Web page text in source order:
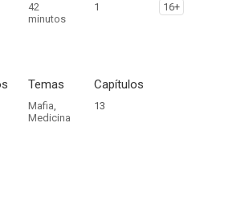
42
minutos
1 16+
Temas
Mafia,
Medicina
Capítulos
13